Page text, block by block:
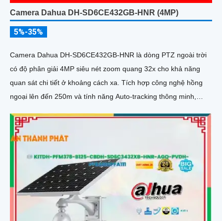
Camera Dahua DH-SD6CE432GB-HNR (4MP)
5%-35%
Camera Dahua DH-SD6CE432GB-HNR là dòng PTZ ngoài trời
có độ phân giải 4MP siêu nét zoom quang 32x cho khả năng
quan sát chi tiết ở khoảng cách xa. Tích hợp công nghệ hồng
ngoại lên đến 250m và tính năng Auto-tracking thông minh,
động